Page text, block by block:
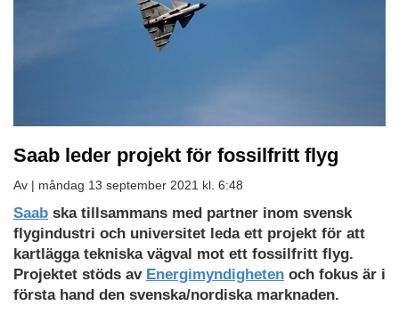
Saab leder projekt för fossilfritt flyg
Av | måndag 13 september 2021 kl. 6:48
Saab ska tillsammans med partner inom svensk
flygindustri och universitet leda ett projekt för att
kartlägga tekniska vägval mot ett fossilfritt flyg.
Projektet stöds av Energimyndigheten och fokus är i
första hand den svenska/nordiska marknaden.